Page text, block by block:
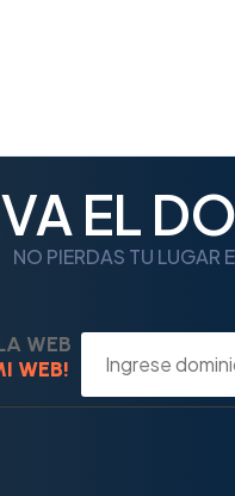
EL
NO PIERDAS TU LUGAR
WEB
WEB!